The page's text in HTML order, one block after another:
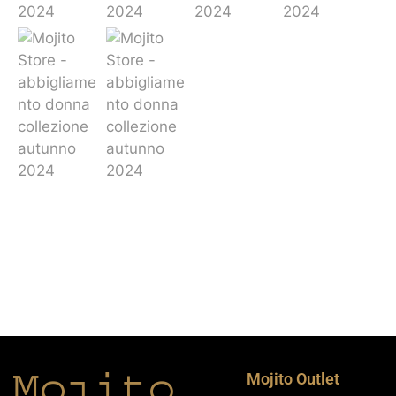
Mojito Outlet